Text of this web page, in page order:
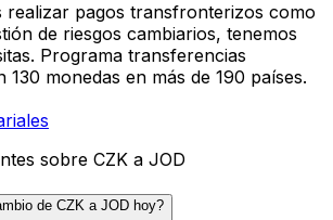
realizar pagos transfronterizos como
de riesgos cambiarios, tenemos
Programa transferencias
130 monedas en más de 190 países.
sobre CZK a JOD
de CZK a JOD hoy?